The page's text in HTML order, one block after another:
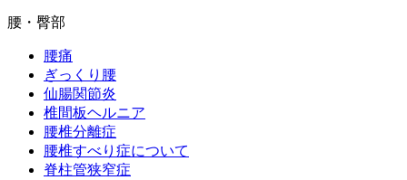
腰・臀部
腰痛
ぎっくり腰
仙腸関節炎
椎間板ヘルニア
腰椎分離症
腰椎すべり症について
脊柱管狭窄症